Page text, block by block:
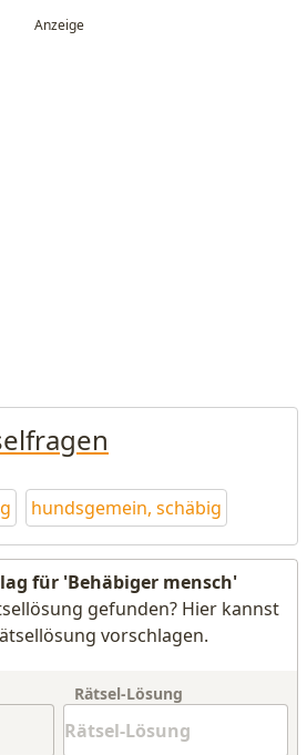
hundsgemein, schäbig
für 'Behäbiger mensch'
gefunden? Hier kannst
vorschlagen.
Rätsel-Lösung